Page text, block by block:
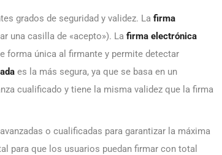
grados de seguridad y validez. La firma
una casilla de «acepto»). La firma electrónica
forma única al firmante y permite detectar
es la más segura, ya que se basa en un
cualificado y tiene la misma validez que la firma
o cualificadas para garantizar la máxima
para que los usuarios puedan firmar con total